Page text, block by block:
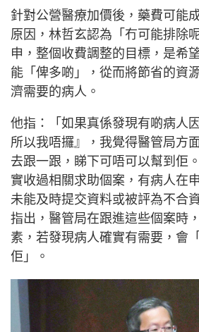
針對公營醫療加價後，藥費可能
原因，林哲玄認為「冇可能排除
申，整個收費調整的目標，是希
能「俾多啲」，從而將節省的資
濟需要的病人。
他指：「如果真係發現有啲病人
所以我唔攞』，我覺得醫管局方
去跟一跟，睇下可唔可以幫到佢
實收過相關求助個案，有病人在
未能及時提交資料或被評為不合
指出，醫管局在跟進這些個案時
素，若發現病人確實有需要，會
佢」。